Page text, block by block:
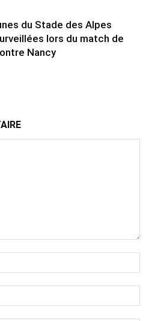
du Stade des Alpes
lors du match de
Nancy